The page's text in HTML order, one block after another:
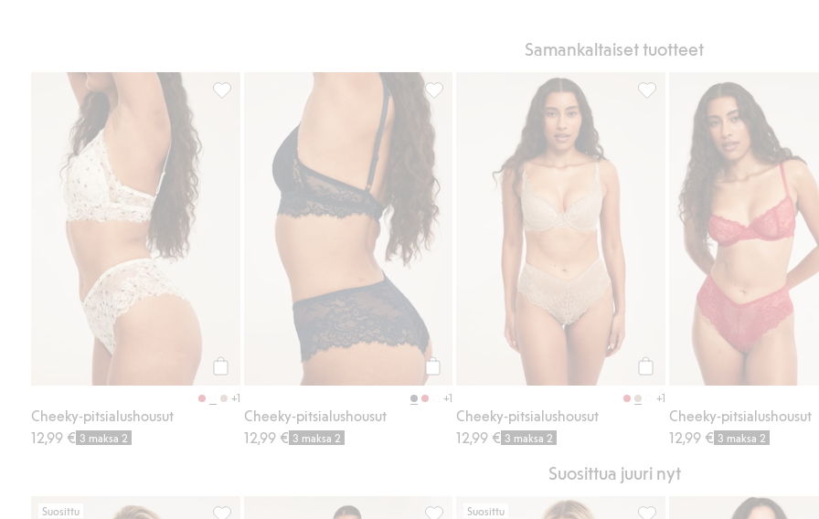
Samankaltaiset tuotteet
+1
Cheeky-pitsialushousut
12,99 € 3 maksa 2
Cheeky-pitsialushousut, Lisää suosikkeihin
Osta
+1
Cheeky-pitsialushousut
12,99 € 3 maksa 2
Cheeky-pitsialushousut, Lisää suosikkeihin
+1
Cheeky-pitsialushousut
12,99 € 3 maksa 2
Cheeky-pitsialushousut, Lisää
Cheeky-pitsialushousut
12,99 € 3 maksa 2
Suosittua juuri nyt
Suosittu Suosittu